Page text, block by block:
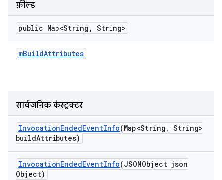
फ़ील्ड
public Map<String , String>
mBuildAttributes
सार्वजनिक कंस्ट्रक्टर
InvocationEndedEventInfo(Map<String , String>
buildAttributes)
InvocationEndedEventInfo(JSONObject json
Object)